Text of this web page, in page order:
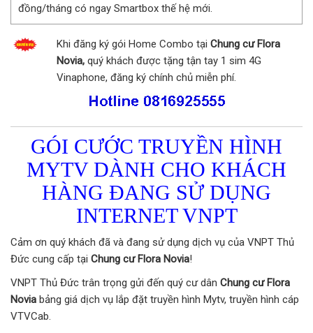
đồng/tháng có ngay Smartbox thế hệ mới.
Khi đăng ký gói Home Combo tại Chung cư Flora
Novia, quý khách được tặng tận tay 1 sim 4G
Vinaphone, đăng ký chính chủ miễn phí.
GÓI CƯỚC TRUYỀN HÌNH
MYTV DÀNH CHO KHÁCH
HÀNG ĐANG SỬ DỤNG
INTERNET VNPT
Cảm ơn quý khách đã và đang sử dụng dịch vụ của VNPT Thủ
Đức cung cấp tại Chung cư Flora Novia!
VNPT Thủ Đức trân trọng gửi đến quý cư dân Chung cư Flora
Novia bảng giá dịch vụ lắp đặt truyền hình Mytv, truyền hình cáp
VTVCab.